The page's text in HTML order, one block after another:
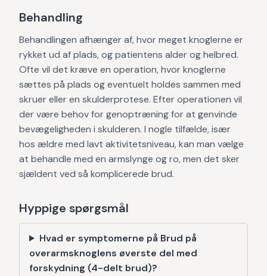
Behandling
Behandlingen afhænger af, hvor meget knoglerne er
rykket ud af plads, og patientens alder og helbred.
Ofte vil det kræve en operation, hvor knoglerne
sættes på plads og eventuelt holdes sammen med
skruer eller en skulderprotese. Efter operationen vil
der være behov for genoptræning for at genvinde
bevægeligheden i skulderen. I nogle tilfælde, især
hos ældre med lavt aktivitetsniveau, kan man vælge
at behandle med en armslynge og ro, men det sker
sjældent ved så komplicerede brud.
Hyppige spørgsmål
Hvad er symptomerne på Brud på
overarmsknoglens øverste del med
forskydning (4-delt brud)?